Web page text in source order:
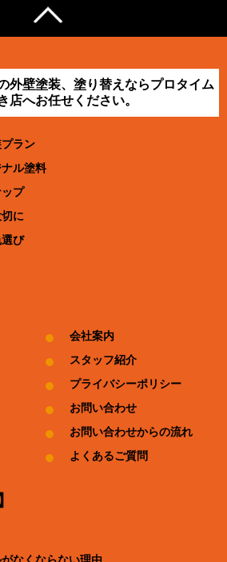
外壁塗装、塗り替えならプロタイム
店へお任せください。
ラン
ル塗料
プ
に
び
会社案内
スタッフ紹介
プライバシーポリシー
お問い合わせ
お問い合わせからの流れ
よくあるご質問